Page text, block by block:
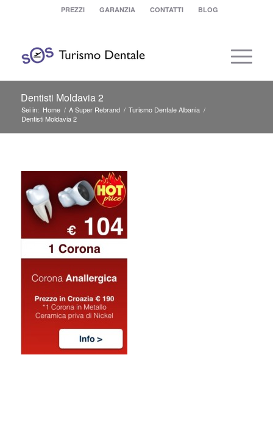
PREZZI GARANZIA CONTATTI BLOG
Dentisti Moldavia 2
Sei in: Home / A Super Rebrand / Turismo Dentale Albania /
Dentisti Moldavia 2